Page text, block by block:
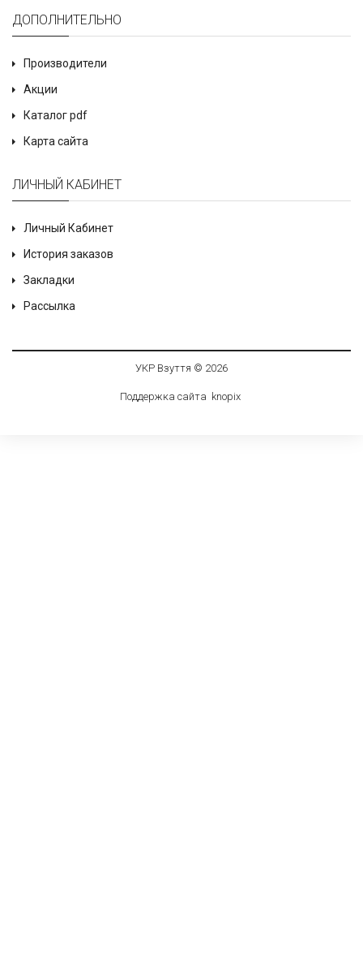
ДОПОЛНИТЕЛЬНО
Производители
Акции
Каталог pdf
Карта сайта
ЛИЧНЫЙ КАБИНЕТ
Личный Кабинет
История заказов
Закладки
Рассылка
УКР Взуття © 2026
Поддержка сайта knopix